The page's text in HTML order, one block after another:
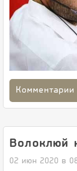
Комментарии
Волоклюй
02 июн 2020 в